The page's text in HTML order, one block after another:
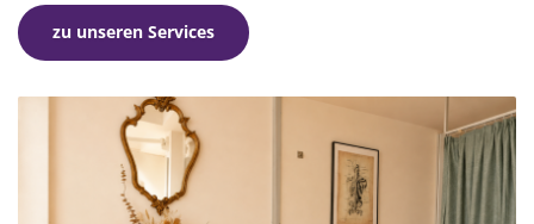
zu unseren Services